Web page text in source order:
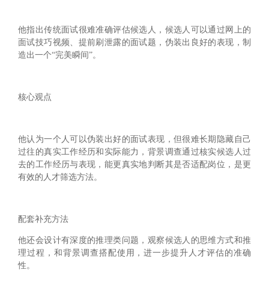
他指出传统面试很难准确评估候选人，候选人可以通过网上的
面试技巧视频、提前刷泄露的面试题，伪装出良好的表现，制
造出一个“完美瞬间”。
‌核心观点‌
他认为一个人可以伪装出好的面试表现，但很难长期隐藏自己
过往的真实工作经历和实际能力，背景调查通过核实候选人过
去的工作经历与表现，能更真实地判断其是否适配岗位，是更
有效的人才筛选方法。
‌配套补充方法‌
他还会设计有深度的推理类问题，观察候选人的思维方式和推
理过程，和背景调查搭配使用，进一步提升人才评估的准确
性。